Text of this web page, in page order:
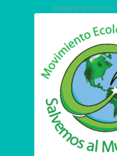
Publicado 18 09 2012